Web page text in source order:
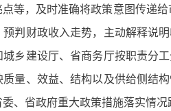
等，及时准确将政策意图传递
判财政收入走势，主动解释说
乡建设厅、省商务厅按职责分
量、效益、结构以及供给侧结
、省政府重大政策措施落实情